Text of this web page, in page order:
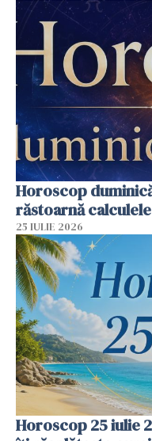
Horoscop
răstoarnă
25 IULIE 2026
Horoscop 25 iulie